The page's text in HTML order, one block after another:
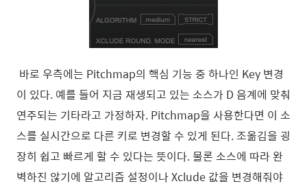
바로 우측에는 Pitchmap의 핵심 기능 중 하나인 Key 변경
이 있다. 예를 들어 지금 재생되고 있는 소스가 D 음계에 맞춰
연주되는 기타라고 가정하자. Pitchmap을 사용한다면 이 소
스를 실시간으로 다른 키로 변경할 수 있게 된다. 조옮김을 굉
장히 쉽고 빠르게 할 수 있다는 뜻이다. 물론 소스에 따라 완
벽하진 않기에 알고리즘 설정이나 Xclude 값을 변경해줘야